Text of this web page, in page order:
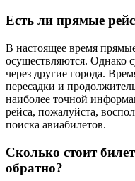
Есть ли прямые
В настоящее время
осуществляются. Однако
через другие города.
пересадки и
наиболее точной
рейса, пожалуйста,
поиска авиабилетов.
Сколько стоит
обратно?